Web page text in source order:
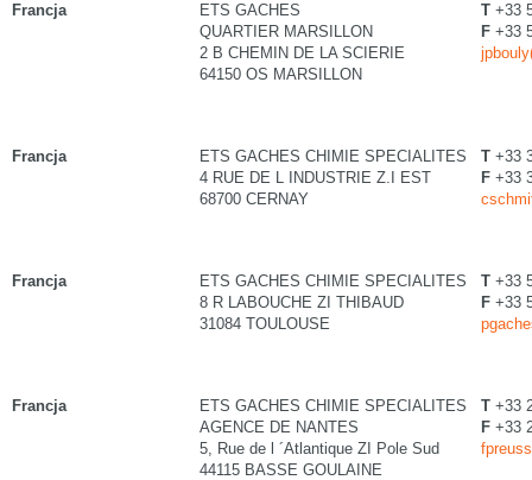
Francja
ETS GACHES
QUARTIER MARSILLON
2 B CHEMIN DE LA SCIERIE
64150 OS MARSILLON
T +33
F +33
Francja
ETS GACHES CHIMIE SPECIALITES
4 RUE DE L INDUSTRIE Z.I EST
68700 CERNAY
T +33
F +33
Francja
ETS GACHES CHIMIE SPECIALITES
8 R LABOUCHE ZI THIBAUD
31084 TOULOUSE
T +33
F +33
Francja
ETS GACHES CHIMIE SPECIALITES
AGENCE DE NANTES
5, Rue de l ´Atlantique ZI Pole Sud
44115 BASSE GOULAINE
T +33
F +33